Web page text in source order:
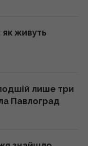
птаха з
DW розповів,
міста
як живуть
лише три
Павлоград